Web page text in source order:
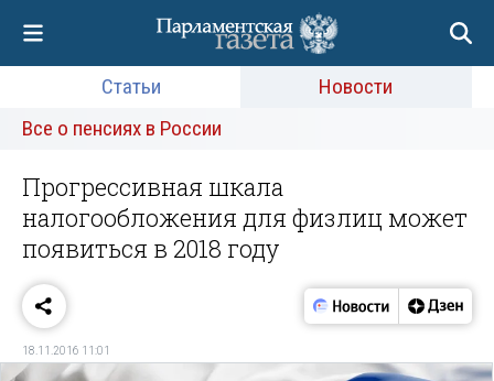
Статьи
Новости
Все о пенсиях в России
Прогрессивная шкала
налогообложения для физлиц может
появиться в 2018 году
18.11.2016 11:01